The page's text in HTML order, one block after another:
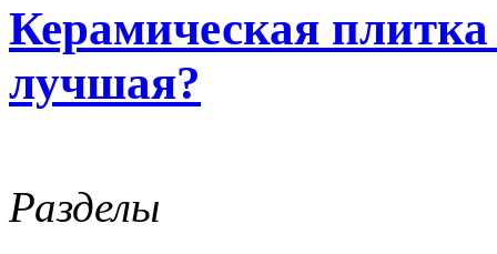
Керамическая
лучшая?
Разделы